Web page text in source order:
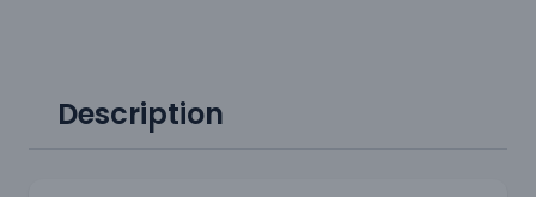
Description